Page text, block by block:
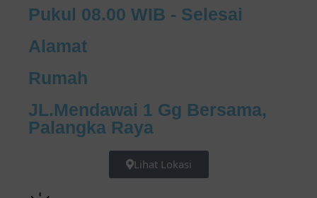
Pukul 08.00 WIB - Selesai
Alamat
Rumah
JL.Mendawai 1 Gg Bersama,
Palangka Raya
Lihat Lokasi